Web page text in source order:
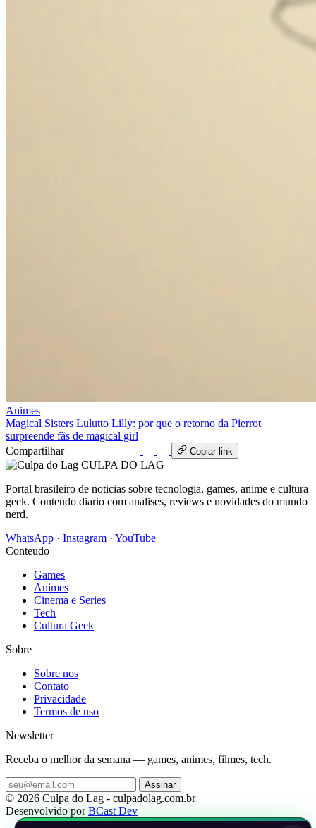
Animes
Magical Sisters Lulutto Lilly: por que o retorno da Pierrot
surpreende fãs de magical girl
Compartilhar
Copiar link
CULPA DO LAG
Portal brasileiro de noticias sobre tecnologia, games, anime e cultura
geek. Conteudo diario com analises, reviews e novidades do mundo
nerd.
WhatsApp · Instagram · YouTube
Conteudo
Games
Animes
Cinema e Series
Tech
Cultura Geek
Sobre
Sobre nos
Contato
Privacidade
Termos de uso
Newsletter
Receba o melhor da semana — games, animes, filmes, tech.
Assinar
© 2026 Culpa do Lag - culpadolag.com.br
Desenvolvido porBCast Dev